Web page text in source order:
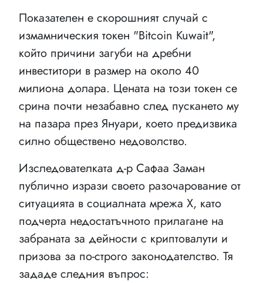
Показателен е скорошният случай с
измамническия токен "Bitcoin Kuwait",
който причини загуби на дребни
инвеститори в размер на около 40
милиона долара. Цената на този токен се
срина почти незабавно след пускането му
на пазара през Януари, което предизвика
силно обществено недоволство.
Изследователката д-р Сафаа Заман
публично изрази своето разочарование от
ситуацията в социалната мрежа X, като
подчерта недостатъчното прилагане на
забраната за дейности с криптовалути и
призова за по-строго законодателство. Тя
зададе следния въпрос: